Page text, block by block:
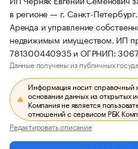
в регионе — г. Санкт-
Аренда и управление
недвижимым имуществом. ИП
781300440935 и ОГРНИП:
Данные получены из публичных
Информация носит справочный
основании данных из открытых
Компания не является
отношений с сервисом РБК
Редактировать описание